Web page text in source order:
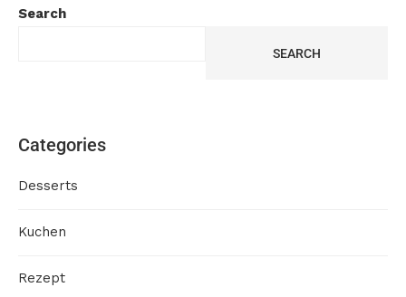
Search
SEARCH
Categories
Desserts
Kuchen
Rezept